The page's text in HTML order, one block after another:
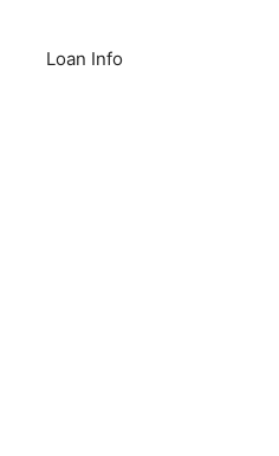
Loan Info